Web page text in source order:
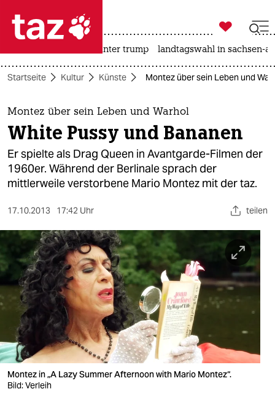
 taz zahl ich
taz zahl ich
themen
politik
öko
sport
berlin
nord
wahrheit
verlag
verlag

taz zahl ich
usa unter trump landtagswahl in sachsen-
Startseite Kultur Künste Montez über sein Leben und
Montez über sein Leben und Warhol
White Pussy und Bananen
Er spielte als Drag Queen in Avantgarde-Filmen der
1960er. Während der Berlinale sprach der
mittlerweile verstorbene Mario Montez mit der taz.
17.10.2013 17:42 Uhr teilen
Montez in „A Lazy Summer Afternoon with Mario Montez“.
Bild: Verleih